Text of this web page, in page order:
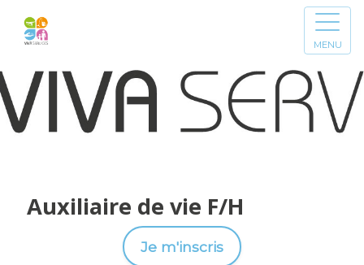
MENU
Auxiliaire de vie F/H
Je m'inscris